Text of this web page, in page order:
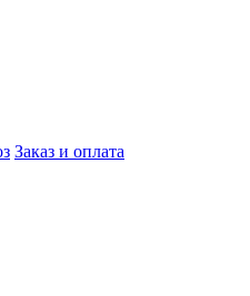
Заказ и оплата